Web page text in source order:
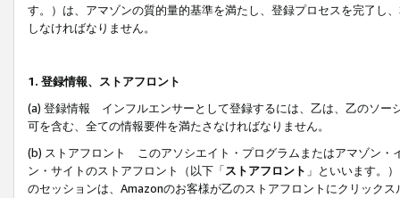
す。）は、アマゾンの質的量的基準を満たし、登録プロセスを完了し、
しなければなりません。
1. 登録情報、ストアフロント
(a) 登録情報 インフルエンサーとして登録するには、乙は、乙のソー
可を含む、全ての情報要件を満たさなければなりません。
(b) ストアフロント このアソシエイト・プログラムまたはアマゾン・
ン・サイトのストアフロント（以下「ストアフロント 」といいます。
のセッションは、Amazonのお客様が乙のストアフロントにクリック